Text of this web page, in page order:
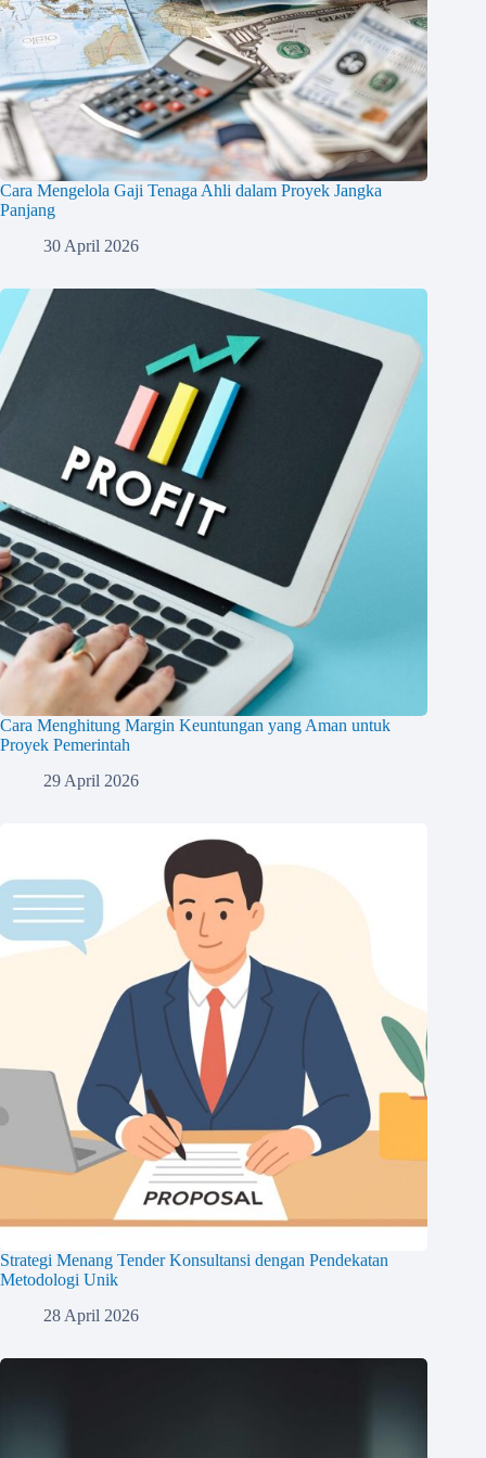
Cara Mengelola Gaji Tenaga Ahli dalam Proyek Jangka
Panjang
30 April 2026
Cara Menghitung Margin Keuntungan yang Aman untuk
Proyek Pemerintah
29 April 2026
Strategi Menang Tender Konsultansi dengan Pendekatan
Metodologi Unik
28 April 2026